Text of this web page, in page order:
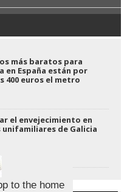
más baratos para
en España están por
400 euros el metro
el envejecimiento en
unifamiliares de Galicia
to the home